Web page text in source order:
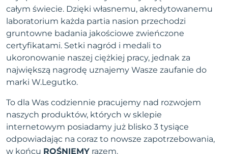
całym świecie. Dzięki własnemu, akredytowanemu
laboratorium każda partia nasion przechodzi
gruntowne badania jakościowe zwieńczone
certyfikatami. Setki nagród i medali to
ukoronowanie naszej ciężkiej pracy, jednak za
największą nagrodę uznajemy Wasze zaufanie do
marki W.Legutko.
To dla Was codziennie pracujemy nad rozwojem
naszych produktów, których w sklepie
internetowym posiadamy już blisko 3 tysiące
odpowiadając na coraz to nowsze zapotrzebowania,
w końcu ROŚNIEMY razem.